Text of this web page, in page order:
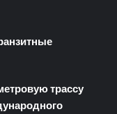
трассу